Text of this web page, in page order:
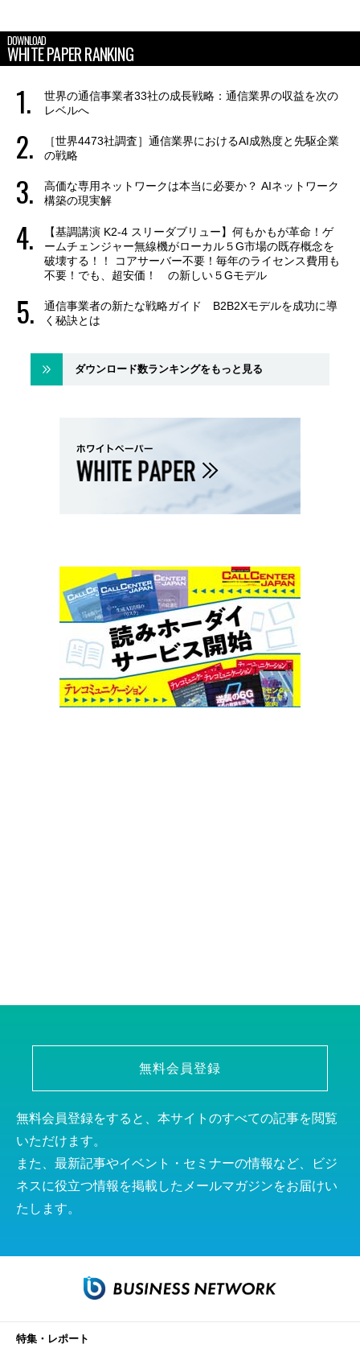
DOWNLOAD
WHITE PAPER RANKING
世界の通信事業者33社の成長戦略：通信業界の収益を次の
レベルへ
［世界4473社調査］通信業界におけるAI成熟度と先駆企業
の戦略
高価な専用ネットワークは本当に必要か？ AIネットワーク
構築の現実解
【基調講演 K2-4 スリーダブリュー】何もかもが革命！ゲ
ームチェンジャー無線機がローカル５G市場の既存概念を
破壊する！！ コアサーバー不要！毎年のライセンス費用も
不要！でも、超安価！ の新しい５Gモデル
通信事業者の新たな戦略ガイド B2B2Xモデルを成功に導
く秘訣とは
ダウンロード数ランキングをもっと見る
無料会員登録
無料会員登録をすると、本サイトのすべての記事を閲覧
いただけます。
また、最新記事やイベント・セミナーの情報など、ビジ
ネスに役立つ情報を掲載したメールマガジンをお届けい
たします。
特集・レポート